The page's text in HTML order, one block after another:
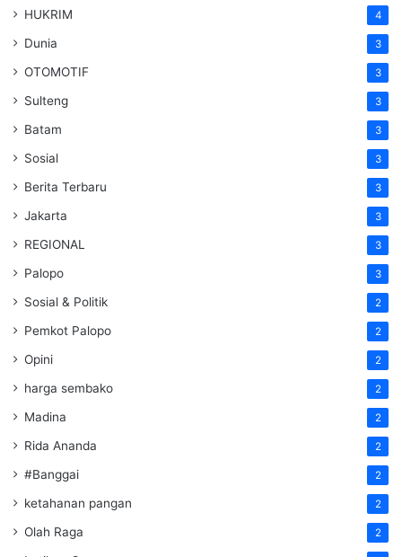
HUKRIM 4
Dunia 3
OTOMOTIF 3
Sulteng 3
Batam 3
Sosial 3
Berita Terbaru 3
Jakarta 3
REGIONAL 3
Palopo 3
Sosial & Politik 2
Pemkot Palopo 2
Opini 2
harga sembako 2
Madina 2
Rida Ananda 2
#Banggai 2
ketahanan pangan 2
Olah Raga 2